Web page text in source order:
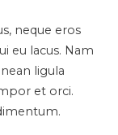
neque eros
eu lacus. Nam
ligula
et orci.